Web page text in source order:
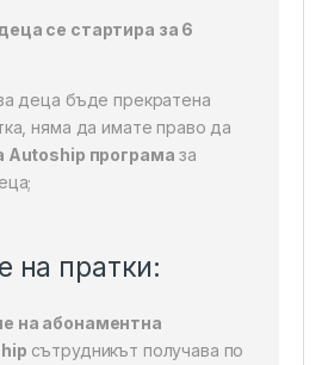
се стартира за 6
деца бъде прекратена
няма да имате право да
Autoship програма за
на пратки:
на абонаментна
сътрудникът получава по